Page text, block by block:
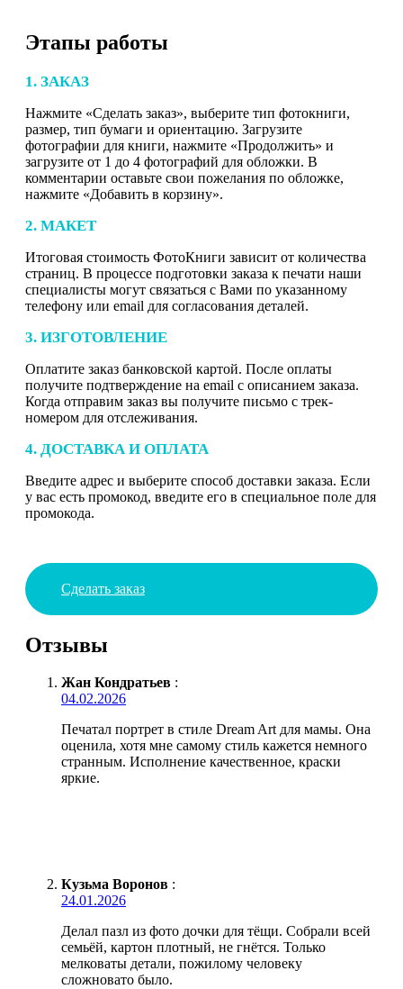
Этапы работы
1. ЗАКАЗ
Нажмите «Сделать заказ», выберите тип фотокниги,
размер, тип бумаги и ориентацию. Загрузите
фотографии для книги, нажмите «Продолжить» и
загрузите от 1 до 4 фотографий для обложки. В
комментарии оставьте свои пожелания по обложке,
нажмите «Добавить в корзину».
2. МАКЕТ
Итоговая стоимость ФотоКниги зависит от количества
страниц. В процессе подготовки заказа к печати наши
специалисты могут связаться с Вами по указанному
телефону или email для согласования деталей.
3. ИЗГОТОВЛЕНИЕ
Оплатите заказ банковской картой. После оплаты
получите подтверждение на email с описанием заказа.
Когда отправим заказ вы получите письмо с трек-
номером для отслеживания.
4. ДОСТАВКА И ОПЛАТА
Введите адрес и выберите способ доставки заказа. Если
у вас есть промокод, введите его в специальное поле для
промокода.
Сделать заказ
Отзывы
Жан Кондратьев :
04.02.2026
Печатал портрет в стиле Dream Art для мамы. Она
оценила, хотя мне самому стиль кажется немного
странным. Исполнение качественное, краски
яркие.
Кузьма Воронов :
24.01.2026
Делал пазл из фото дочки для тёщи. Собрали всей
семьёй, картон плотный, не гнётся. Только
мелковаты детали, пожилому человеку
сложновато было.